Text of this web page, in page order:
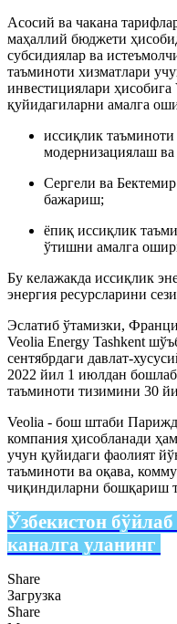
Асосий ва чакана
маҳаллий бюджети
субсидиялар ва
таъминоти хизматлари
инвестициялари ҳисобига
қуйидагиларни амалга
иссиқлик
модернизациялаш
Сергели ва
бажариш;
ёпиқ иссиқлик
ўтишни амалга
Бу келажакда иссиқлик
энергия ресурсларини
Эслатиб ўтамизки,
Veolia Energy Tashkent
сентябрдаги давлат-
2022 йил 1 июлдан
таъминоти тизимини 30
Veolia - бош штаби
компания ҳисобланади
учун қуйидаги фаолият
таъминоти ва оқава,
чиқиндиларни бошқариш
Ўзбекистон
каналга уланинг
Share
Загрузка
Share